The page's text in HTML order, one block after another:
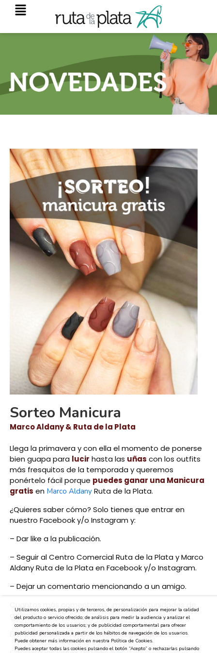
Sorteo Manicura
Marco Aldany & Ruta de la Plata
Llega la primavera y con ella el momento de ponerse
bien guapa para lucir hasta las uñas con los outfits
más fresquitos de la temporada y queremos
ponértelo fácil porque puedes ganar una Manicura
gratis en Marco Aldany Ruta de la Plata.
¿Quieres saber cómo? Solo tienes que entrar en
nuestro Facebook y/o Instagram y:
– Dar like a la publicación.
– Seguir al Centro Comercial Ruta de la Plata y Marco
Aldany Ruta de la Plata en Facebook y/o Instagram.
– Dejar un comentario mencionando a un amigo.
ganar!
El día11 de abril anunciamos el ganador.
Utilizamos cookies, propias y de terceros, de personalización para mejorar la calidad
del producto o servicio ofrecido; de análisis para medir la audiencia y analizar el
comportamiento de los usuarios; y de publicidad comportamental para ofrecer
publicidad personalizada a partir de los hábitos de navegación de los usuarios.
Puede obtener más información en nuestra Política de Cookies.
Puedes aceptar todas las cookies pulsando el botón “Acepto” o rechazarlas pulsando